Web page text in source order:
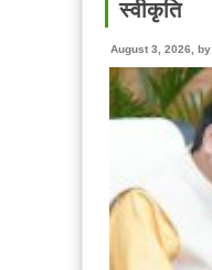
होगा
एवं
स्वीकृति
August 3, 2026, by